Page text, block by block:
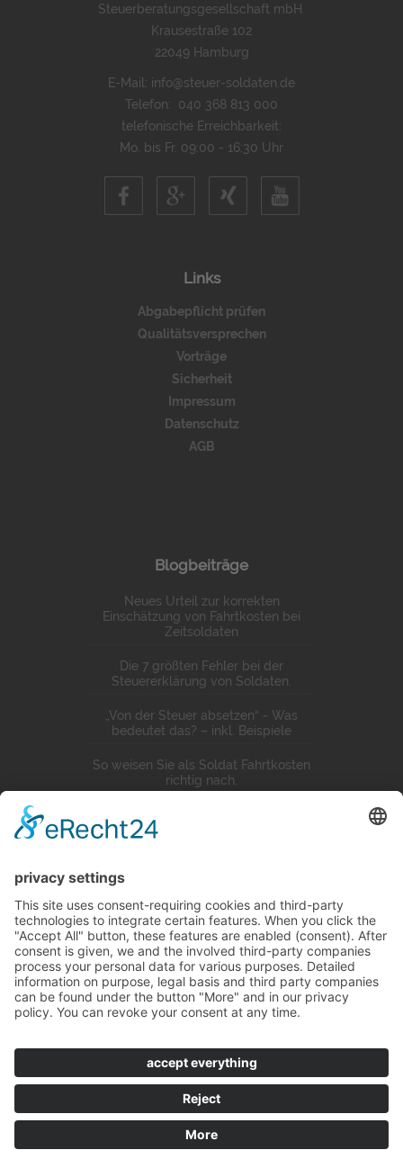
Steuerberatungsgesellschaft mbH
Krausestraße 102
22049 Hamburg
E-Mail: info@steuer-soldaten.de
Telefon: 040 368 813 000
telefonische Erreichbarkeit:
Mo. bis Fr. 09:00 - 16:30 Uhr
Links
Abgabepflicht prüfen
Qualitätsversprechen
Vorträge
Sicherheit
Impressum
Datenschutz
AGB
Blogbeiträge
Neues Urteil zur korrekten
Einschätzung von Fahrtkosten bei
Zeitsoldaten
Die 7 größten Fehler bei der
Steuererklärung von Soldaten.
„Von der Steuer absetzen“ - Was
bedeutet das? – inkl. Beispiele
So weisen Sie als Soldat Fahrtkosten
richtig nach.
Bewertungen
© 2016 Ludwig Krüger